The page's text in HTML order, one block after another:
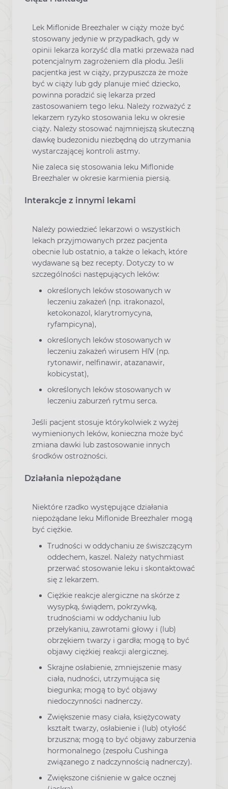
Lek Miflonide Breezhaler w ciąży może być
stosowany jedynie w przypadkach, gdy w
opinii lekarza korzyść dla matki przeważa nad
potencjalnym zagrożeniem dla płodu. Jeśli
pacjentka jest w ciąży, przypuszcza że może
być w ciąży lub gdy planuje mieć dziecko,
powinna poradzić się lekarza przed
zastosowaniem tego leku. Należy rozważyć z
lekarzem ryzyko stosowania leku w okresie
ciąży. Należy stosować najmniejszą skuteczną
dawkę budezonidu niezbędną do utrzymania
wystarczającej kontroli astmy.
Nie zaleca się stosowania leku Miflonide
Breezhaler w okresie karmienia piersią.
Interakcje z innymi lekami
Należy powiedzieć lekarzowi o wszystkich
lekach przyjmowanych przez pacjenta
obecnie lub ostatnio, a także o lekach, które
wydawane są bez recepty. Dotyczy to w
szczególności następujących leków:
określonych leków stosowanych w
leczeniu zakażeń (np. itrakonazol,
ketokonazol, klarytromycyna,
ryfampicyna),
określonych leków stosowanych w
leczeniu zakażeń wirusem HIV (np.
rytonawir, nelfinawir, atazanawir,
kobicystat),
określonych leków stosowanych w
leczeniu zaburzeń rytmu serca.
Jeśli pacjent stosuje którykolwiek z wyżej
wymienionych leków, konieczna może być
zmiana dawki lub zastosowanie innych
środków ostrożności.
Działania niepożądane
Niektóre rzadko występujące działania
niepożądane leku Miflonide Breezhaler mogą
być ciężkie.
Trudności w oddychaniu ze świszczącym
oddechem, kaszel. Należy natychmiast
przerwać stosowanie leku i skontaktować
się z lekarzem.
Ciężkie reakcje alergiczne na skórze z
wysypką, świądem, pokrzywką,
trudnościami w oddychaniu lub
przełykaniu, zawrotami głowy i (lub)
obrzękiem twarzy i gardła; mogą to być
objawy ciężkiej reakcji alergicznej.
Skrajne osłabienie, zmniejszenie masy
ciała, nudności, utrzymująca się
biegunka; mogą to być objawy
niedoczynności nadnerczy.
Zwiększenie masy ciała, księżycowaty
kształt twarzy, osłabienie i (lub) otyłość
brzuszna; mogą to być objawy zaburzenia
hormonalnego (zespołu Cushinga
związanego z nadczynnością nadnerczy).
Zwiększone ciśnienie w gałce ocznej